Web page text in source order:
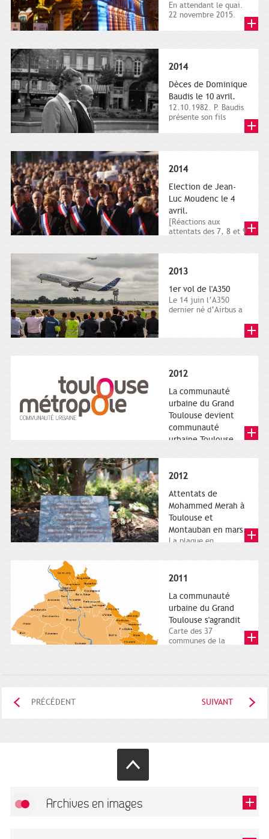
En attendant le quai.
22 novembre 2015.
2014
Dèces de Dominique
Baudis le 10 avril.
12.10.1982. P. Baudis
présente son fils
2014
Election de Jean-
Luc Moudenc le 4
avril.
[Réactions aux
attentats des 7, 8 et 9
2013
1er vol de l'A350
Le 14 juin l’A350
dernier né d’Airbus a
2012
La communauté
urbaine du Grand
Toulouse devient
communauté
urbaine Toulouse
Métropole,
représentant l'anneau
de Moëbius.
2012
Attentats de
Mohammed Merah à
Toulouse et
Montauban en mars.
La plaque en
Charles-de-Gaulle.
2011
La communauté
urbaine du Grand
Toulouse s'agrandit
Carte des 37
communes de la
PRÉCÉDENT SUIVANT
Archives en images